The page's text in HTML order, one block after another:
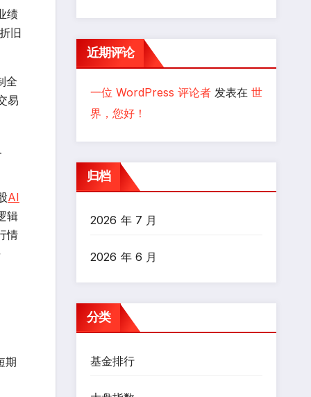
绩
旧
全
易
AI
辑
情
期
近期评论
一位 WordPress 评论者发表在 世
界，您好！
归档
2026 年 7 月
2026 年 6 月
分类
基金排行